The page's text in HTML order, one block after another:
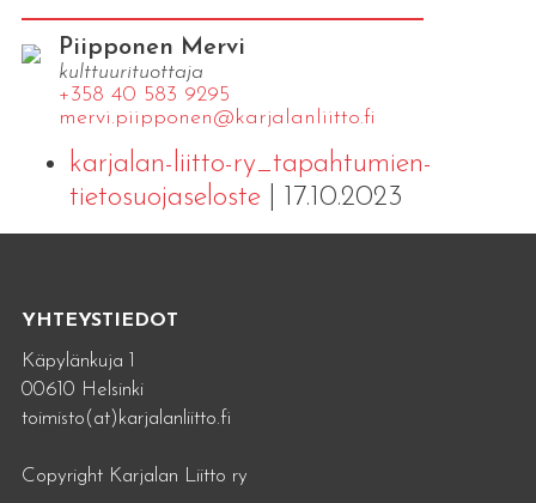
Piipponen Mervi
kulttuurituottaja
+358 40 583 9295
mervi.​piipponen@​kar​jala​nlii​tto.​fi
karjalan-liitto-ry_tapahtumien-
tietosuojaseloste| 17.10.2023
YHTEYSTIEDOT
Käpylänkuja 1
00610 Helsinki
toimisto(at)karjalanliitto.fi
Copyright Karjalan Liitto ry